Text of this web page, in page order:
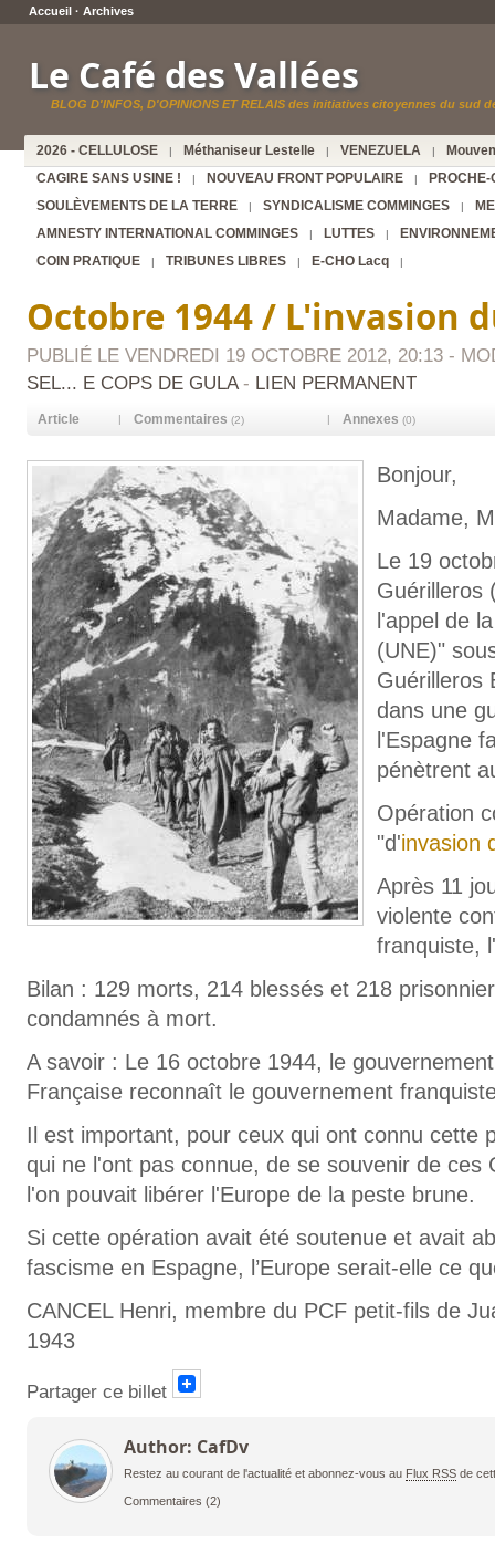
Accueil · Archives
Le Café des Vallées
BLOG D'INFOS, D'OPINIONS ET RELAIS des initiatives citoyennes du sud
2026 - CELLULOSE | Méthaniseur Lestelle | VENEZUELA |
CAGIRE SANS USINE !
| NOUVEAU FRONT POPULAIRE |
PROCHE-
SOULÈVEMENTS DE LA TERRE
| SYNDICALISME COMMINGES |
AMNESTY INTERNATIONAL COMMINGES
| LUTTES |
COIN PRATIQUE
| TRIBUNES LIBRES | E-CHO Lacq |
Octobre 1944 / L'invasion
PUBLIÉ LE VENDREDI 19 OCTOBRE 2012, 20:13 -
SEL... E COPS DE GULA- LIEN PERMANENT
Article | Commentaires (2) | Annexes (0)
Bonjour,
Madame,
Le 19
Guérilleros
l'appel de
(UNE)"
Guérilleros
dans une
l'Espagne
pénètrent
Opération
"d'invasion
Après 11
violente
franquiste,
Bilan : 129 morts, 214 blessés et 218
condamnés à mort.
A savoir : Le 16 octobre 1944, le
Française reconnaît le gouvernement
Il est important, pour ceux qui ont connu cette
qui ne l'ont pas connue, de se souvenir de ces
l'on pouvait libérer l'Europe de la peste brune.
Si cette opération avait été soutenue et avait
fascisme en Espagne, l’Europe serait-elle ce
CANCEL Henri, membre du PCF petit-fils de
1943
Partager ce billet
Author: CafDv
Restez au courant de l'actualité et abonnez-vous au Flux RSS de
Commentaires (2)